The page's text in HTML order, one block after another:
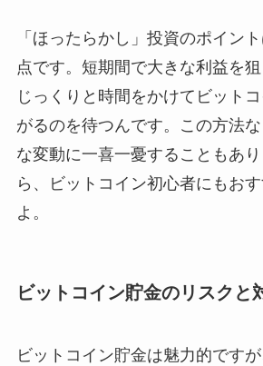
「ほったらかし」投資のポイン
点です。短期間で大きな利益を狙
じっくりと時間をかけてビット
がるのを待つんです。この方法
な変動に一喜一憂することもあ
ら、ビットコイン初心者にもお
よ。
ビットコイン貯金のリスクと
ビットコイン貯金は魅力的です